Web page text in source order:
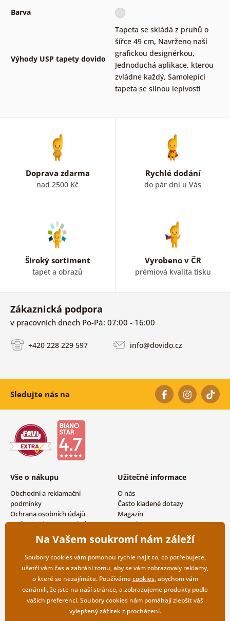
Barva
Výhody USP tapety dovido
Tapeta se skládá z pruhů o
šířce 49 cm, Navrženo naší
grafickou designérkou,
Jednoduchá aplikace, kterou
zvládne každý, Samolepící
tapeta se silnou lepivostí
Doprava zdarma
nad 2500 Kč
Rychlé dodání
do pár dní u Vás
Široký sortiment
tapet a obrazů
Vyrobeno v ČR
prémiová kvalita tisku
Zákaznická podpora
v pracovních dnech Po-Pá: 07:00 - 16:00
+420 228 229 597 info@dovido.cz
Sledujte nás na
Vše o nákupu
Obchodní a reklamační
podmínky
Ochrana osobních údajů
Možnosti dopravy a platby
Vrácení zboží
Užitečné informace
O nás
Často kladené dotazy
Magazín
Kontakty
Velkoobchodní spolupráce
Na Vašem soukromí nám záleží
Soubory cookies vám pomohou rychle najít to, co potřebujete,
ušetří vám čas a zabrání tomu, aby se vám zobrazovaly reklamy,
o které se nezajímáte. Používámecookies, abychom vám
oznámili, že jste na naší stránce, a zobrazujeme produkty podle
vašich preferencí. Soubory cookies nám pomáhají zlepšit váš
vylepšený zážitek z procházení.